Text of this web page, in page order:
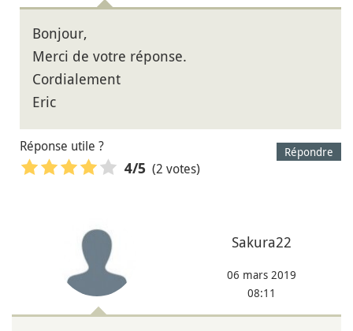
Bonjour,
Merci de votre réponse.
Cordialement
Eric
Répondre
Réponse utile ?
4/5 (2 votes)
Sakura22
06 mars 2019
08:11